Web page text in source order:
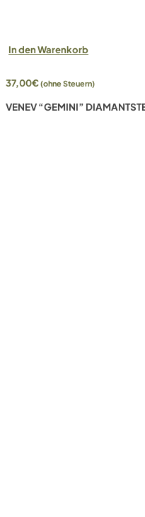
In den Warenkorb
37,00€(ohne Steuern)
VENEV “GEMINI”